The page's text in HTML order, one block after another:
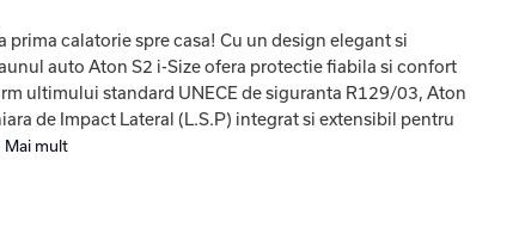
prima calatorie spre casa! Cu un design elegant si
auto Aton S2 i-Size ofera protectie fiabila si confort
ultimului standard UNECE de siguranta R129/03, Aton
de Impact Lateral (L.S.P) integrat si extensibil pentru
Mai mult